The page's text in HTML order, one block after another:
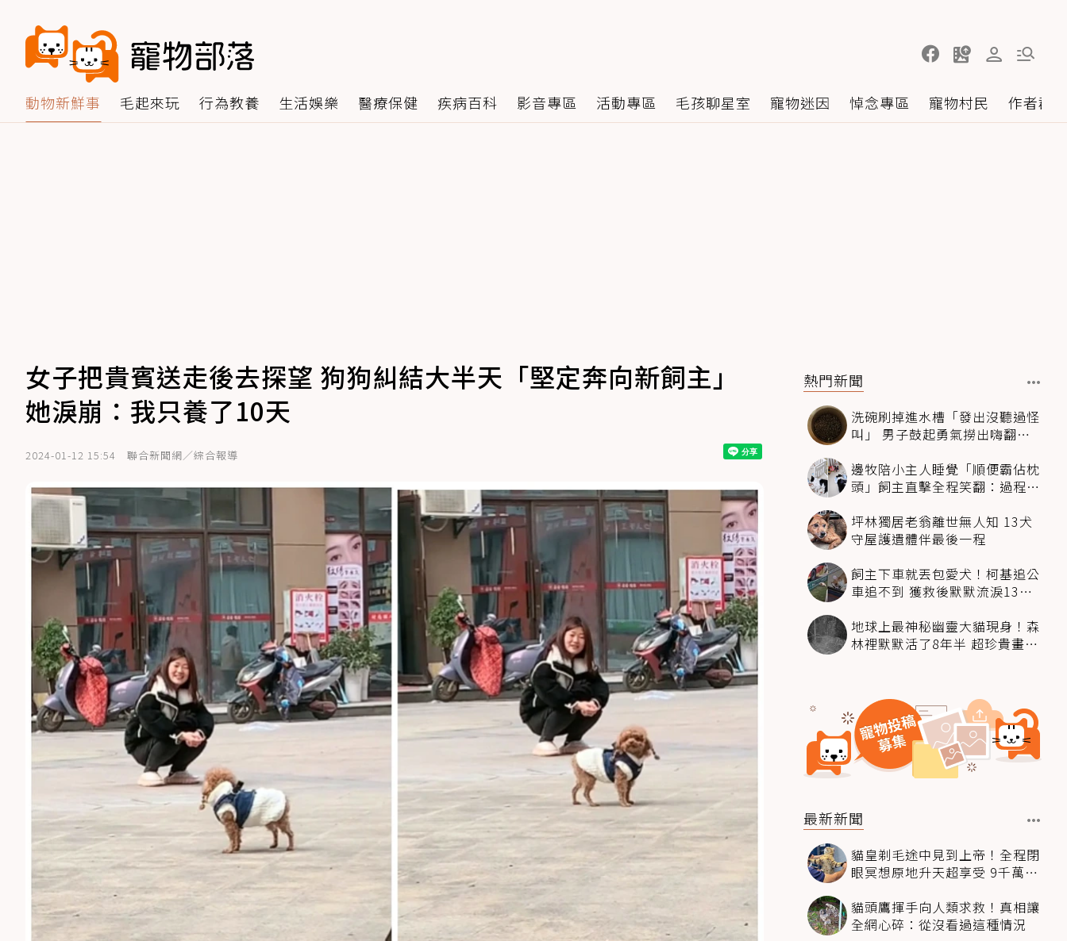
動物新鮮事 毛起來玩 行為教養 生活娛樂 醫療保健 疾病百科 影音專區 活動專區 毛孩聊星室 寵物迷因 悼念專區 寵物村民 作者群
女子把貴賓送走後去探望 狗狗糾結大半天「堅定奔向新飼主」
她淚崩：我只養了10天
2024-01-12 15:54 聯合新聞網／綜合報導
熱門新聞
洗碗刷掉進水槽「發出沒聽過怪
叫」 男子鼓起勇氣撈出嗨翻：
邊牧陪小主人睡覺「順便霸佔枕
頭」飼主直擊全程笑翻：過程絲
坪林獨居老翁離世無人知 13犬
守屋護遺體伴最後一程
飼主下車就丟包愛犬！柯基追公
車追不到 獲救後默默流淚13萬
地球上最神秘幽靈大貓現身！森
林裡默默活了8年半 超珍貴畫面
最新新聞
貓皇剃毛途中見到上帝！全程閉
眼冥想原地升天超享受 9千萬人
貓頭鷹揮手向人類求救！真相讓
全網心碎：從沒看過這種情況